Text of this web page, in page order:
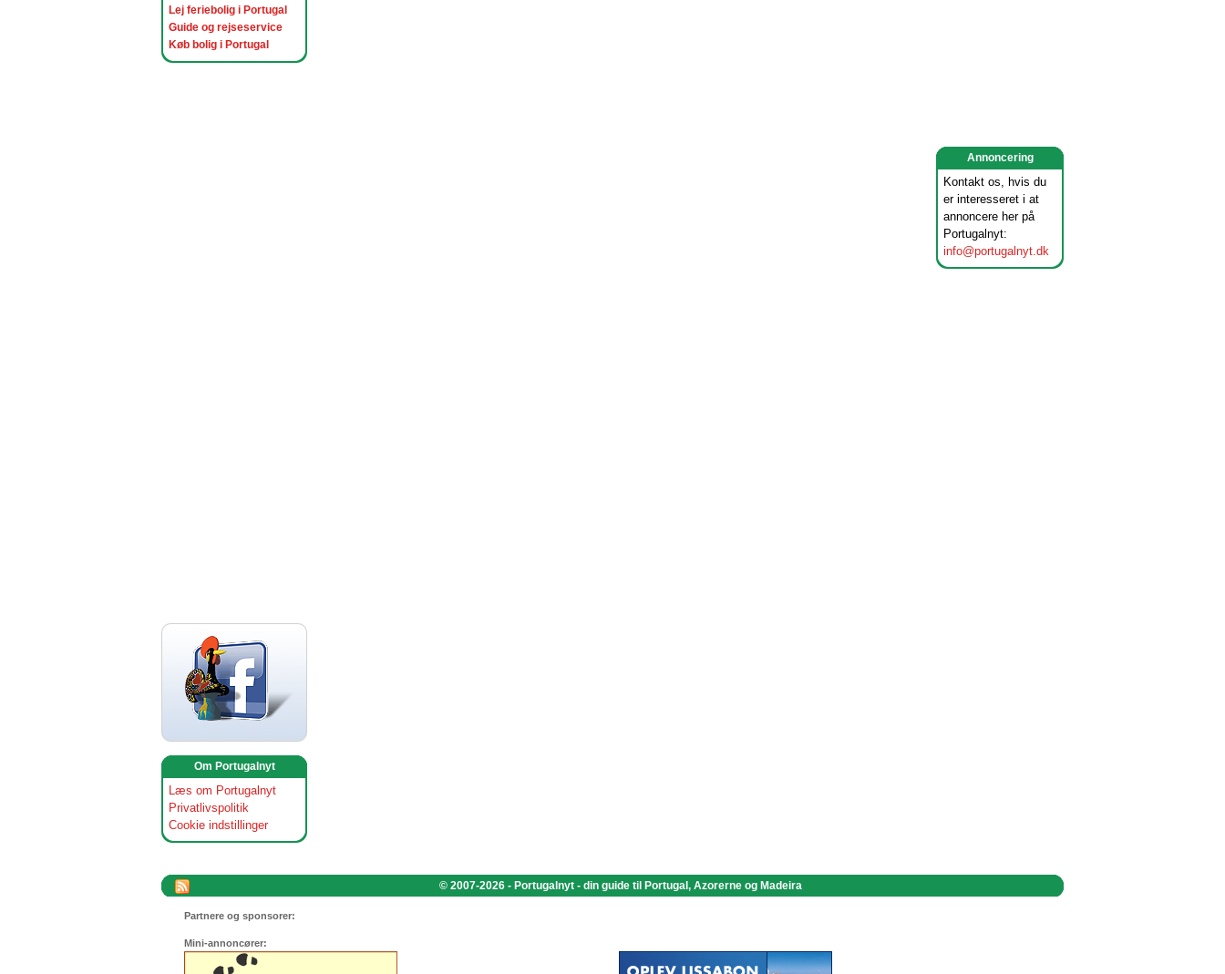
Annoncering
Kontakt os, hvis du
er interesseret i at
annoncere her på
Portugalnyt:
info@portugalnyt.dk
Lej feriebolig i Portugal
Guide og rejseservice
Køb bolig i Portugal
Om Portugalnyt
Læs om Portugalnyt
Privatlivspolitik
Cookie indstillinger
© 2007-2026 - Portugalnyt - din guide til Portugal, Azorerne og Madeira
Partnere og sponsorer:
Mini-annoncører: